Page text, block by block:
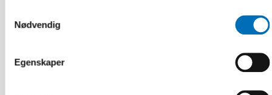
Nødvendig
Egenskaper